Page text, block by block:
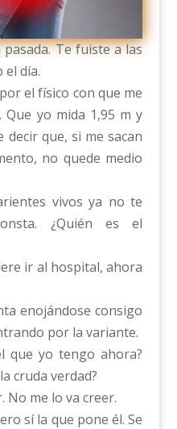
Te fuiste a las
el día.
el físico con que me
yo mida 1,95 m y
decir que, si me sacan
no quede medio
vivos ya no te
¿Quién es el
ir al hospital, ahora
enojándose consigo
por la variante.
que yo tengo ahora?
cruda verdad?
No me lo va creer.
sí la que pone él. Se